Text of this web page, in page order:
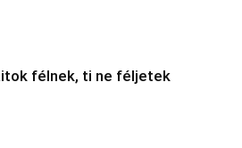
félnek, ti ne féljetek